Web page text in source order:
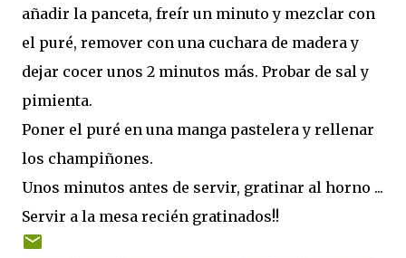
añadir la panceta, freír un minuto y mezclar con
el puré, remover con una cuchara de madera y
dejar cocer unos 2 minutos más. Probar de sal y
pimienta.
Poner el puré en una manga pastelera y rellenar
los champiñones.
Unos minutos antes de servir, gratinar al horno ...
Servir a la mesa recién gratinados!!